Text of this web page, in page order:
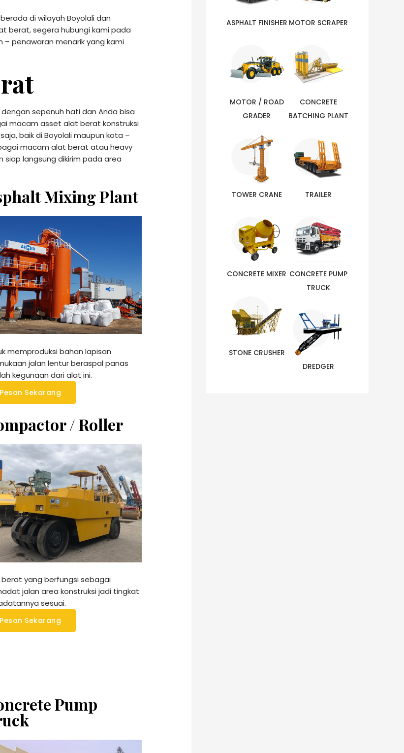
di wilayah Boyolali dan
berat, segera hubungi kami pada
penawaran menarik yang kami
sepenuh hati dan Anda bisa
macam asset alat berat konstruksi
baik di Boyolali maupun kota –
macam alat berat atau heavy
langsung dikirim pada area
Mixing Plant
memproduksi bahan lapisan
jalan lentur beraspal panas
kegunaan dari alat ini.
Pesan Sekarang
/ Roller
yang berfungsi sebagai
jalan area konstruksi jadi tingkat
sesuai.
Pesan Sekarang
Pump
ASPHALT FINISHER
MOTOR / ROAD
GRADER
TOWER CRANE
CONCRETE MIXER
STONE CRUSHER
MOTOR SCRAPER
CONCRETE
BATCHING PLANT
TRAILER
CONCRETE PUMP
TRUCK
DREDGER